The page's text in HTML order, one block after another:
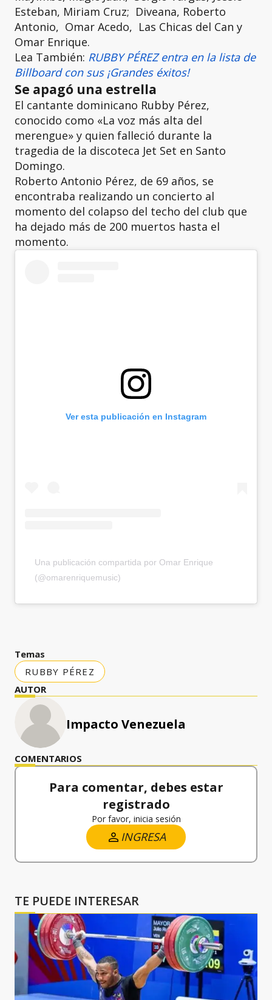
Esteban, Miriam Cruz; Diveana, Roberto
Antonio, Omar Acedo, Las Chicas del Can y
Omar Enrique.
Lea También: RUBBY PÉREZ entra en la lista de
Billboard con sus ¡Grandes éxitos!
Se apagó una estrella
El cantante dominicano Rubby Pérez,
conocido como «La voz más alta del
merengue» y quien falleció durante la
tragedia de la discoteca Jet Set en Santo
Domingo.
Roberto Antonio Pérez, de 69 años, se
encontraba realizando un concierto al
momento del colapso del techo del club que
ha dejado más de 200 muertos hasta el
momento.
Ver esta publicación en Instagram
Una publicación compartida por Omar Enrique
(@omarenriquemusic)
Temas
RUBBY PÉREZ
AUTOR
Impacto Venezuela
COMENTARIOS
Para comentar, debes estar
registrado
Por favor, inicia sesión
INGRESA
TE PUEDE INTERESAR